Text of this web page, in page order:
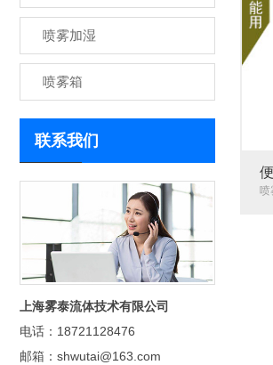
喷雾加湿
喷雾箱
联系我们
上海雾泰流体技术有限公司
电话：18721128476
邮箱：shwutai@163.com
喷